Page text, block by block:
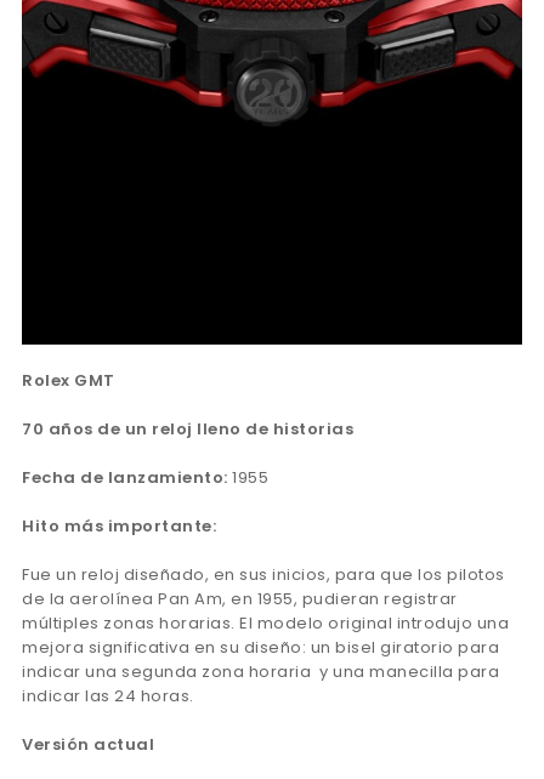
Rolex GMT
70 años de un reloj lleno de historias
Fecha de lanzamiento: 1955
Hito más importante:
Fue un reloj diseñado, en sus inicios, para que los pilotos
de la aerolínea Pan Am, en 1955, pudieran registrar
múltiples zonas horarias. El modelo original introdujo una
mejora significativa en su diseño: un bisel giratorio para
indicar una segunda zona horaria y una manecilla para
indicar las 24 horas.
Versión actual